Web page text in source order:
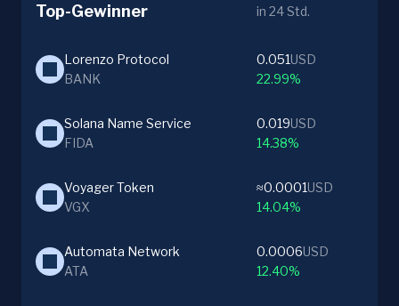
Top-Gewinner in 24 Std.
Lorenzo Protocol
BANK
0.051USD
22.99%
Solana Name Service
FIDA
0.019USD
14.38%
Voyager Token
VGX
≈0.0001USD
14.04%
Automata Network
ATA
0.0006USD
12.40%